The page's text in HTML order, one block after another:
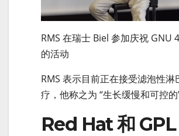
RMS 在瑞士 Biel 参加庆祝 GNU
的活动
RMS 表示目前正在接受滤泡性淋
疗，他称之为 “生长缓慢和可控的”
Red Hat 和 GPL